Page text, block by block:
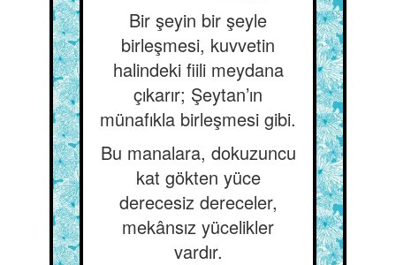
Bir şeyin bir şeyle
birleşmesi, kuvvetin
halindeki fiili meydana
çıkarır; Şeytan’ın
münafıkla birleşmesi gibi.
Bu manalara, dokuzuncu
kat gökten yüce
derecesiz dereceler,
mekânsız yücelikler
vardır.